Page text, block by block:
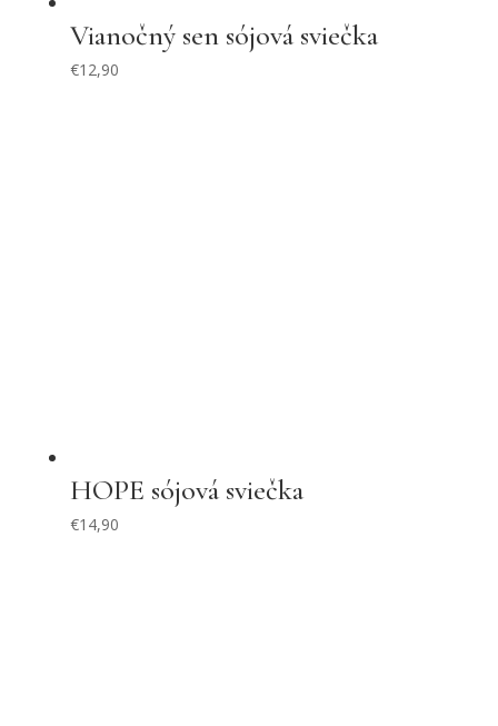
Vianočný sen sójová sviečka
€12,90
HOPE sójová sviečka
€14,90